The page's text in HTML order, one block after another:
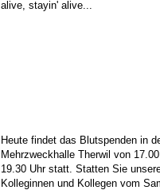
alive, stayin' alive...
Heute findet das Blutspenden in
Mehrzweckhalle Therwil von
19.30 Uhr statt. Statten Sie
Kolleginnen und Kollegen vom